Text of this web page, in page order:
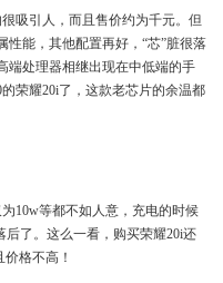
吸引人，而且售价约为千元。但
能，其他配置再好，“芯”脏很落
端处理器相继出现在中低端的手
荣耀20i了，这款老芯片的余温都
10w等都不如人意，充电的时候
后了。这么一看，购买荣耀20i还
格不高！